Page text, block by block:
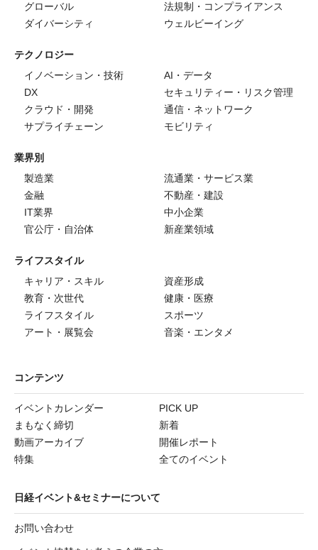
グローバル
法規制・コンプライアンス
ダイバーシティ
ウェルビーイング
テクノロジー
イノベーション・技術
AI・データ
DX
セキュリティー・リスク管理
クラウド・開発
通信・ネットワーク
サプライチェーン
モビリティ
業界別
製造業
流通業・サービス業
金融
不動産・建設
IT業界
中小企業
官公庁・自治体
新産業領域
ライフスタイル
キャリア・スキル
資産形成
教育・次世代
健康・医療
ライフスタイル
スポーツ
アート・展覧会
音楽・エンタメ
コンテンツ
イベントカレンダー
PICK UP
まもなく締切
新着
動画アーカイブ
開催レポート
特集
全てのイベント
日経イベント&セミナーについて
お問い合わせ